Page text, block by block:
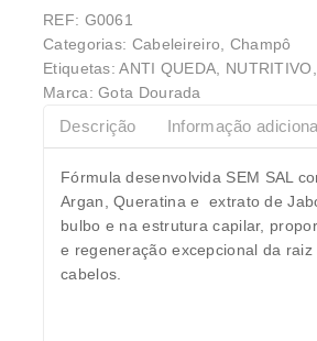
REF: G0061
Categorias: Cabeleireiro
Champô
Etiquetas:ANTI QUEDA NUTRITIVO
Marca:Gota Dourada
Descrição Informação
Fórmula desenvolvida SEM SAL
Argan, Queratina e extrato de
bulbo e na estrutura capilar,
e regeneração excepcional da
cabelos.